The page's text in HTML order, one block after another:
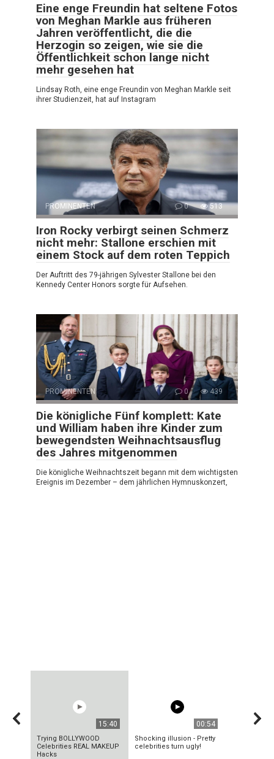
Eine enge Freundin hat seltene Fotos
von Meghan Markle aus früheren
Jahren veröffentlicht, die die
Herzogin so zeigen, wie sie die
Öffentlichkeit schon lange nicht
mehr gesehen hat
Lindsay Roth, eine enge Freundin von Meghan Markle seit
ihrer Studienzeit, hat auf Instagram
PROMINENTEN 0 513
Iron Rocky verbirgt seinen Schmerz
nicht mehr: Stallone erschien mit
einem Stock auf dem roten Teppich
Der Auftritt des 79-jährigen Sylvester Stallone bei den
Kennedy Center Honors sorgte für Aufsehen.
PROMINENTEN 0 439
Die königliche Fünf komplett: Kate
und William haben ihre Kinder zum
bewegendsten Weihnachtsausflug
des Jahres mitgenommen
Die königliche Weihnachtszeit begann mit dem wichtigsten
Ereignis im Dezember – dem jährlichen Hymnuskonzert,
15:40
Trying BOLLYWOOD
Celebrities REAL MAKEUP
Hacks
00:54
Shocking illusion - Pretty
celebrities turn ugly!